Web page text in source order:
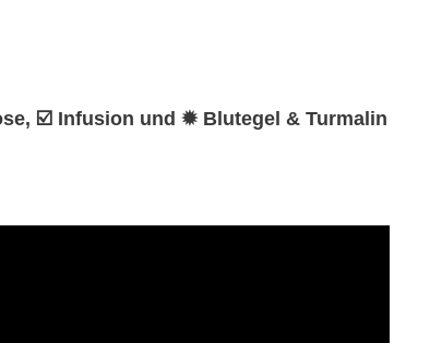
☑️ Infusion und ✹ Blutegel & Turmalin